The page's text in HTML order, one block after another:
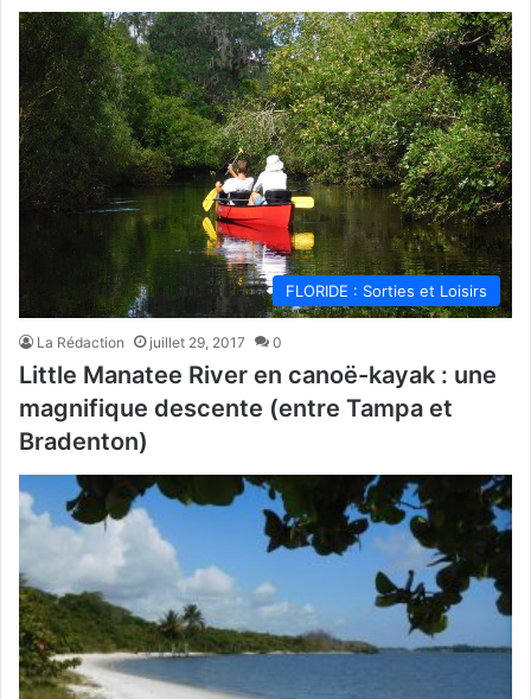
FLORIDE : Sorties et Loisirs
La Rédaction juillet 29, 2017 0
Little Manatee River en canoë-kayak : une
magnifique descente (entre Tampa et
Bradenton)